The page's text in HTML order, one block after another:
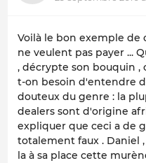
Voilà le bon exemple de
ne veulent pas payer ...
, décrypte son bouquin ,
t-on besoin d'entendre
douteux du genre : la
dealers sont d'origine
expliquer que ceci a de
totalement faux . Daniel
la à sa place cette